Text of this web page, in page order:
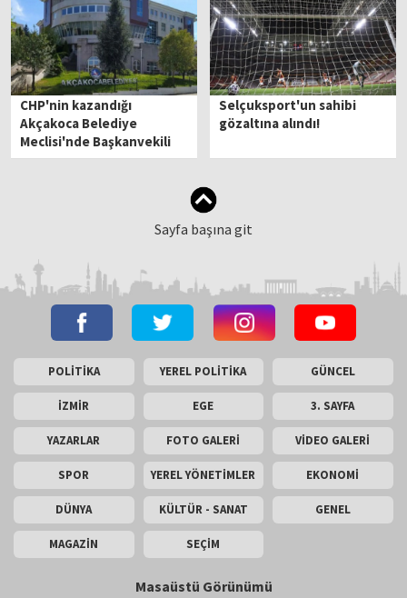
CHP'nin kazandığı
Akçakoca Belediye
Meclisi'nde Başkanvekili
AK Partili Ünal oldu
Selçuksport'un sahibi
gözaltına alındı!
Sayfa başına git
POLİTİKA YEREL POLİTİKA GÜNCEL
İZMİR EGE 3. SAYFA
YAZARLAR FOTO GALERİ VİDEO GALERİ
SPOR YEREL YÖNETİMLER EKONOMİ
DÜNYA KÜLTÜR - SANAT GENEL
MAGAZİN SEÇİM
Masaüstü Görünümü